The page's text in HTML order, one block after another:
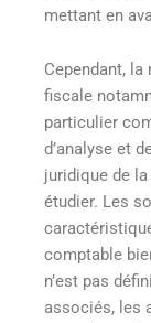
mettant en
Cependant,
fiscale
particulier
d’analyse et
juridique de
étudier. Les
comptable
n’est pas
associés, les